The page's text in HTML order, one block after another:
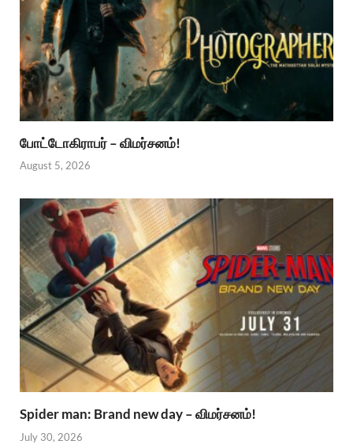
போட்டோகிராபர் – விமர்சனம்!
August 5, 2026
Spider man: Brand new day – விமர்சனம்!
July 30, 2026